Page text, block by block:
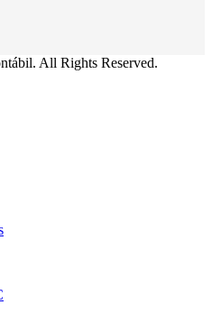
All Rights Reserved.